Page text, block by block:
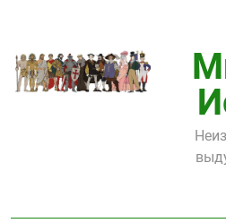
содержимому